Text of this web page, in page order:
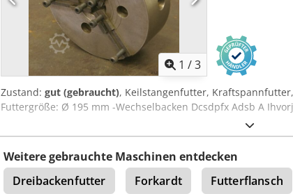
1 /3
Zustand: gut (gebraucht), Keilstangenfutter,
Futtergröße: Ø 195 mm -Wechselbacken Dcsdpfx Adsb A
Weitere gebrauchte Maschinen entdecken
Dreibackenfutter
Forkardt Futterflansch